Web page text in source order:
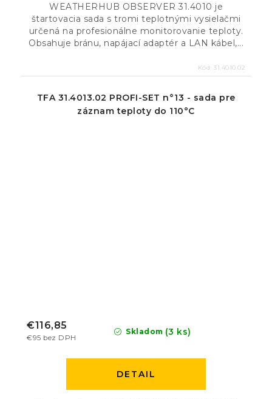
WEATHERHUB OBSERVER 31.4010 je
štartovacia sada s tromi teplotnými vysielačmi
určená na profesionálne monitorovanie teploty.
Obsahuje bránu, napájací adaptér a LAN kábel,...
Kód: 31.4010.02
TFA 31.4013.02 PROFI-SET n°13 - sada pre
záznam teploty do 110°C
Skladom (3 ks)
€95 bez DPH
€116,85
DETAIL